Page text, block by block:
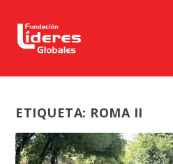
ETIQUETA: ROMA II